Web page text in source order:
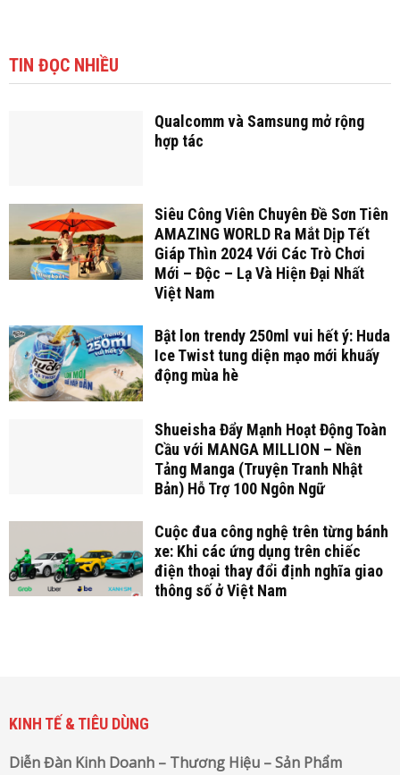
TIN ĐỌC NHIỀU
Qualcomm và Samsung mở rộng
hợp tác
Siêu Công Viên Chuyên Đề Sơn Tiên
AMAZING WORLD Ra Mắt Dịp Tết
Giáp Thìn 2024 Với Các Trò Chơi
Mới – Độc – Lạ Và Hiện Đại Nhất
Việt Nam
Bật lon trendy 250ml vui hết ý: Huda
Ice Twist tung diện mạo mới khuấy
động mùa hè
Shueisha Đẩy Mạnh Hoạt Động Toàn
Cầu với MANGA MILLION – Nền
Tảng Manga (Truyện Tranh Nhật
Bản) Hỗ Trợ 100 Ngôn Ngữ
Cuộc đua công nghệ trên từng bánh
xe: Khi các ứng dụng trên chiếc
điện thoại thay đổi định nghĩa giao
thông số ở Việt Nam
KINH TẾ & TIÊU DÙNG
Diễn Đàn Kinh Doanh – Thương Hiệu – Sản Phẩm